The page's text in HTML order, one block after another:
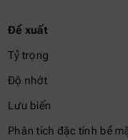
Đề xuất
Tỷ trọng
Độ nhớt
Lưu biến
Phân tích đặc tính bề